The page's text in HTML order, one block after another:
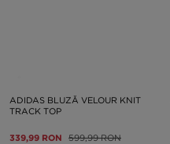
ADIDAS BLUZĂ VELOUR KNIT
TRACK TOP
339,99 RON 599,99 RON